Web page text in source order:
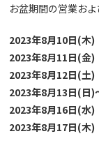
お盆期間の営業お
2023年8月10日(木
2023年8月11日(金
2023年8月12日(
2023年8月13日(日
2023年8月16日(
2023年8月17日(木